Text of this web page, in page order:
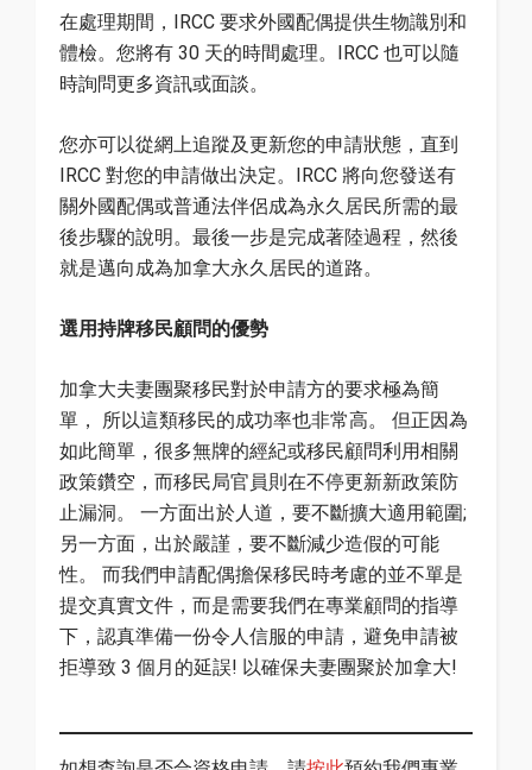
在處理期間，IRCC 要求外國配偶提供生物識別和
體檢。您將有 30 天的時間處理。IRCC 也可以隨
時詢問更多資訊或面談。
您亦可以從網上追蹤及更新您的申請狀態，直到
IRCC 對您的申請做出決定。IRCC 將向您發送有
關外國配偶或普通法伴侶成為永久居民所需的最
後步驟的說明。最後一步是完成著陸過程，然後
就是邁向成為加拿大永久居民的道路。
選用持牌移民顧問的優勢
加拿大夫妻團聚移民對於申請方的要求極為簡
單， 所以這類移民的成功率也非常高。 但正因為
如此簡單，很多無牌的經紀或移民顧問利用相關
政策鑽空，而移民局官員則在不停更新新政策防
止漏洞。 一方面出於人道，要不斷擴大適用範圍;
另一方面，出於嚴謹，要不斷減少造假的可能
性。 而我們申請配偶擔保移民時考慮的並不單是
提交真實文件，而是需要我們在專業顧問的指導
下，認真準備一份令人信服的申請，避免申請被
拒導致 3 個月的延誤! 以確保夫妻團聚於加拿大!